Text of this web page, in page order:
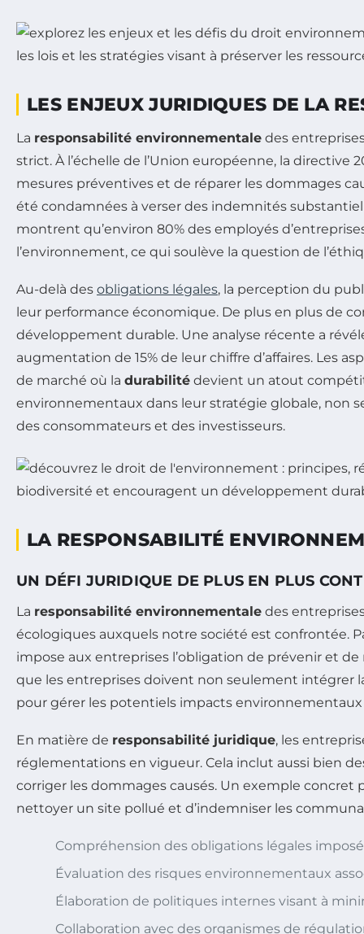
LES ENJEUX JURIDIQUES DE LA
La responsabilité environnementale des
strict. À l’échelle de l’Union européenne, la directive
mesures préventives et de réparer les dommages
été condamnées à verser des indemnités
montrent qu’environ 80% des employés
l’environnement, ce qui soulève la question de
Au-delà des obligations légales, la perception du
leur performance économique. De plus en plus de
développement durable. Une analyse récente a
augmentation de 15% de leur chiffre d’affaires. Les
de marché où la durabilité devient un atout
environnementaux dans leur stratégie globale, non
des consommateurs et des investisseurs.
LA RESPONSABILITÉ
UN DÉFI JURIDIQUE DE PLUS EN PLUS
La responsabilité environnementale des
écologiques auxquels notre société est confrontée.
impose aux entreprises l’obligation de prévenir et
que les entreprises doivent non seulement intégrer
pour gérer les potentiels impacts
En matière de responsabilité juridique, les
réglementations en vigueur. Cela inclut aussi bien
corriger les dommages causés. Un exemple
nettoyer un site pollué et d’indemniser les
Compréhension des obligations légales
Évaluation des risques environnementaux
Élaboration de politiques internes visant à
Collaboration avec des organismes de